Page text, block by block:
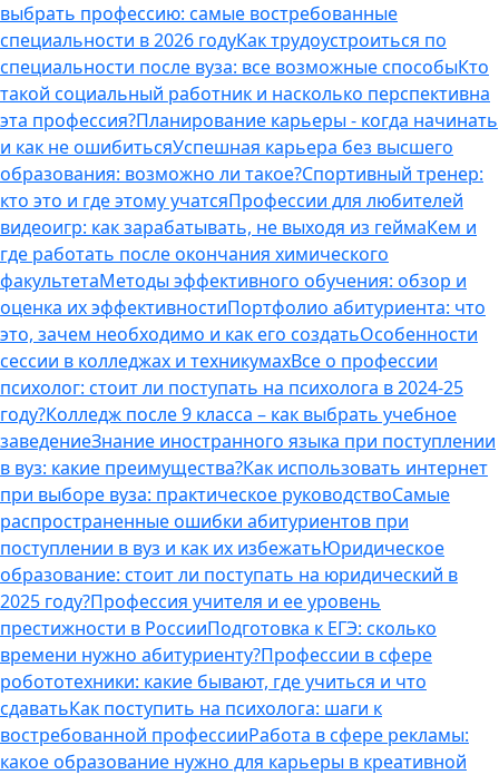
выбрать профессию: самые востребованные
специальности в 2026 годуКак трудоустроиться по
специальности после вуза: все возможные способыКто
такой социальный работник и насколько перспективна
эта профессия?Планирование карьеры - когда начинать
и как не ошибитьсяУспешная карьера без высшего
образования: возможно ли такое?Спортивный тренер:
кто это и где этому учатсяПрофессии для любителей
видеоигр: как зарабатывать, не выходя из геймаКем и
где работать после окончания химического
факультетаМетоды эффективного обучения: обзор и
оценка их эффективностиПортфолио абитуриента: что
это, зачем необходимо и как его создатьОсобенности
сессии в колледжах и техникумахВсе о профессии
психолог: стоит ли поступать на психолога в 2024-25
году?Колледж после 9 класса – как выбрать учебное
заведениеЗнание иностранного языка при поступлении
в вуз: какие преимущества?Как использовать интернет
при выборе вуза: практическое руководствоСамые
распространенные ошибки абитуриентов при
поступлении в вуз и как их избежатьЮридическое
образование: стоит ли поступать на юридический в
2025 году?Профессия учителя и ее уровень
престижности в РоссииПодготовка к ЕГЭ: сколько
времени нужно абитуриенту?Профессии в сфере
робототехники: какие бывают, где учиться и что
сдаватьКак поступить на психолога: шаги к
востребованной профессииРабота в сфере рекламы:
какое образование нужно для карьеры в креативной